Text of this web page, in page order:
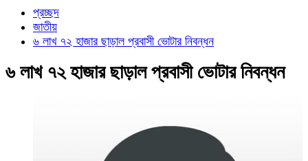
প্রচ্ছদ
জাতীয়
৬ লাখ ৭২ হাজার ছাড়াল প্রবাসী ভোটার নিবন্ধন
৬ লাখ ৭২ হাজার ছাড়াল প্রবাসী ভোটার নিবন্ধন